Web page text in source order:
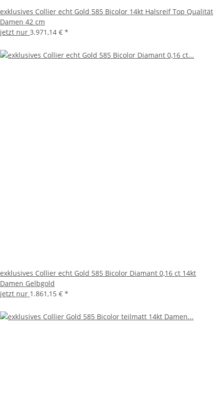
exklusives Collier echt Gold 585 Bicolor 14kt Halsreif Top Qualität
Damen 42 cm
jetzt nur 3.971,14 € *
exklusives Collier echt Gold 585 Bicolor Diamant 0,16 ct 14kt
Damen Gelbgold
jetzt nur 1.861,15 € *